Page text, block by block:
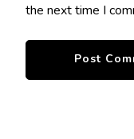
the next time I